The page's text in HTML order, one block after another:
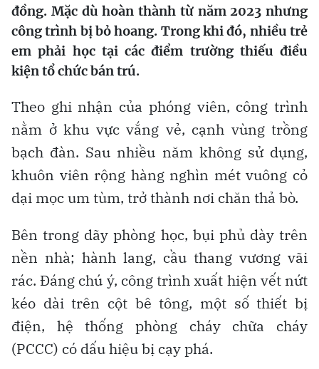
đồng. Mặc dù hoàn thành từ năm 2023 nhưng
công trình bị bỏ hoang. Trong khi đó, nhiều trẻ
em phải học tại các điểm trường thiếu điều
kiện tổ chức bán trú.
Theo ghi nhận của phóng viên, công trình
nằm ở khu vực vắng vẻ, cạnh vùng trồng
bạch đàn. Sau nhiều năm không sử dụng,
khuôn viên rộng hàng nghìn mét vuông cỏ
dại mọc um tùm, trở thành nơi chăn thả bò.
Bên trong dãy phòng học, bụi phủ dày trên
nền nhà; hành lang, cầu thang vương vãi
rác. Đáng chú ý, công trình xuất hiện vết nứt
kéo dài trên cột bê tông, một số thiết bị
điện, hệ thống phòng cháy chữa cháy
(PCCC) có dấu hiệu bị cạy phá.